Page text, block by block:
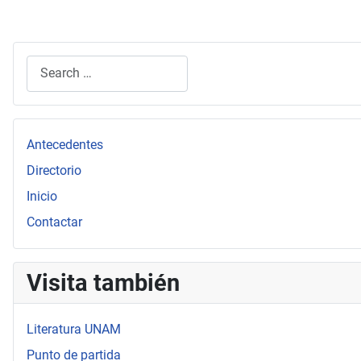
Search
Antecedentes
Directorio
Inicio
Contactar
Visita también
Literatura UNAM
Punto de partida